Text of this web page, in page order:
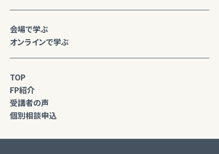
会場で学ぶ
オンラインで学ぶ
TOP
FP紹介
受講者の声
個別相談申込